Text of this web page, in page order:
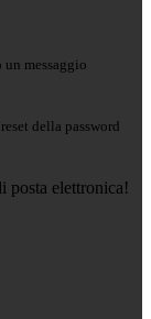
messaggio
della password
posta elettronica!